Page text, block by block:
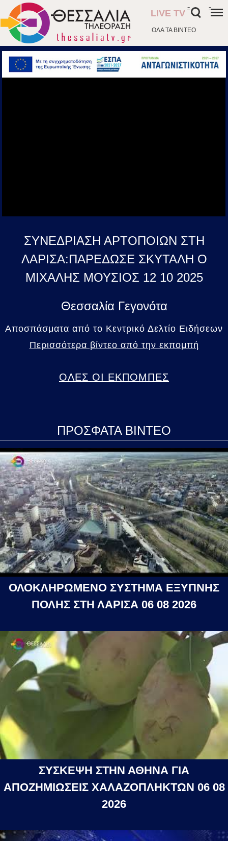
ΟΛΑ ΤΑ ΒΙΝΤΕΟ
LIVE TV
- -
ΣΥΝΕΔΡΙΑΣΗ ΑΡΤΟΠΟΙΩΝ ΣΤΗ
ΛΑΡΙΣΑ:ΠΑΡΕΔΩΣΕ ΣΚΥΤΑΛΗ Ο
ΜΙΧΑΛΗΣ ΜΟΥΣΙΟΣ 12 10 2025
Θεσσαλία Γεγονότα
Αποσπάσματα από το Κεντρικό Δελτίο Ειδήσεων
Περισσότερα βίντεο από την εκπομπή
ΟΛΕΣ ΟΙ ΕΚΠΟΜΠΕΣ
ΠΡΟΣΦΑΤΑ ΒΙΝΤΕΟ
ΟΛΟΚΛΗΡΩΜΕΝΟ ΣΥΣΤΗΜΑ ΕΞΥΠΝΗΣ
ΠΟΛΗΣ ΣΤΗ ΛΑΡΙΣΑ 06 08 2026
ΣΥΣΚΕΨΗ ΣΤΗΝ ΑΘΗΝΑ ΓΙΑ
ΑΠΟΖΗΜΙΩΣΕΙΣ ΧΑΛΑΖΟΠΛΗΚΤΩΝ 06 08
2026